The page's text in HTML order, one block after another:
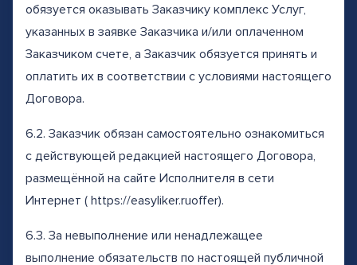
обязуется оказывать Заказчику комплекс Услуг,
указанных в заявке Заказчика и/или оплаченном
Заказчиком счете, а Заказчик обязуется принять и
оплатить их в соответствии с условиями настоящего
Договора.
6.2. Заказчик обязан самостоятельно ознакомиться
с действующей редакцией настоящего Договора,
размещённой на сайте Исполнителя в сети
Интернет ( https://easyliker.ruoffer).
6.3. За невыполнение или ненадлежащее
выполнение обязательств по настоящей публичной